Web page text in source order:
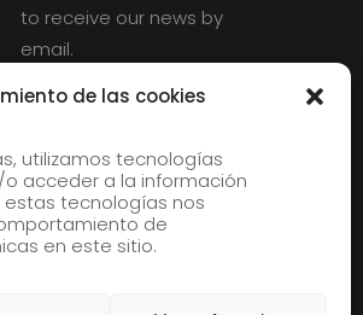
de las cookies
utilizamos tecnologías
acceder a la información
estas tecnologías nos
de
en este sitio.
to receive our news by
email.